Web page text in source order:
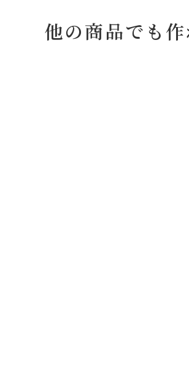
他の商品でも